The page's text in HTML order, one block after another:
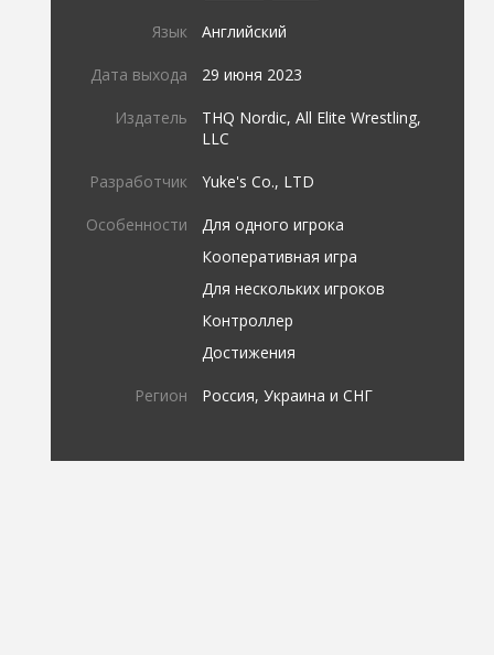
Язык Английский
Дата выхода 29 июня 2023
Издатель
THQ Nordic, All Elite Wrestling,
LLC
Разработчик Yuke's Co., LTD
Особенности
Для одного игрока
Кооперативная игра
Для нескольких игроков
Контроллер
Достижения
Регион Россия, Украина и СНГ